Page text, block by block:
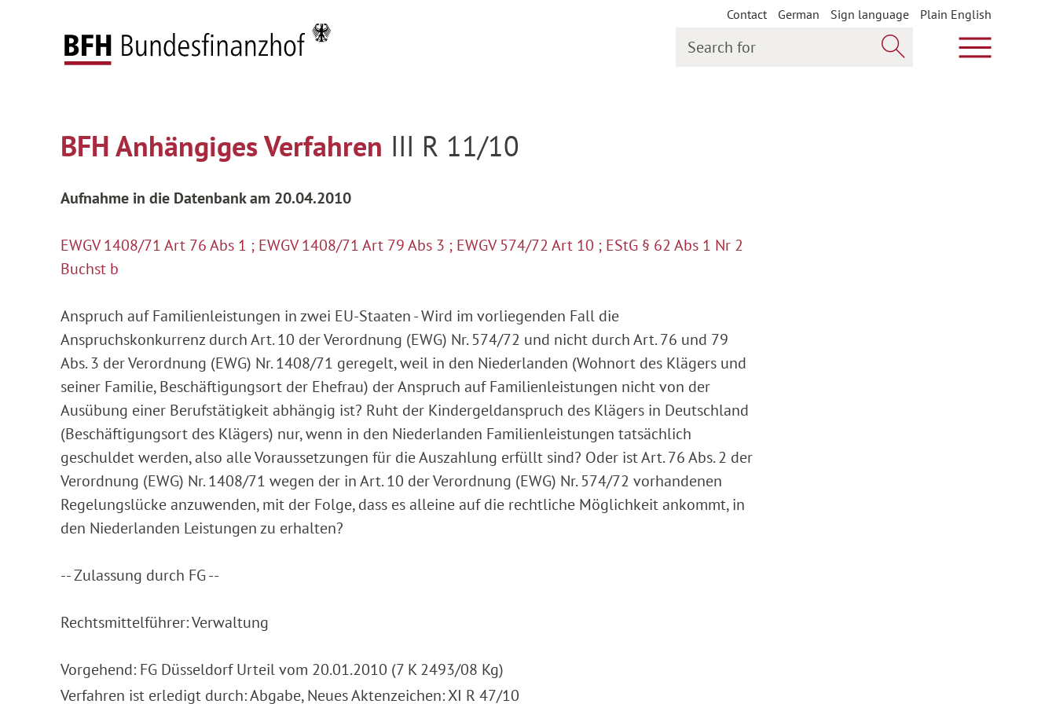
Contact German Sign language
Plain English
Show main
Federal Fiscal Court
BFH Anhängiges Verfahren III R 11/10
Aufnahme in die Datenbank am 20.04.2010
EWGV 1408/71 Art 76 Abs 1 ; EWGV 1408/71 Art 79 Abs 3 ; EWGV 574/72 Art 10 ; EStG § 62 Abs 1 Nr 2
Buchst b
Anspruch auf Familienleistungen in zwei EU-Staaten - Wird im vorliegenden Fall die
Anspruchskonkurrenz durch Art. 10 der Verordnung (EWG) Nr. 574/72 und nicht durch Art. 76 und 79
Abs. 3 der Verordnung (EWG) Nr. 1408/71 geregelt, weil in den Niederlanden (Wohnort des Klägers und
seiner Familie, Beschäftigungsort der Ehefrau) der Anspruch auf Familienleistungen nicht von der
Ausübung einer Berufstätigkeit abhängig ist? Ruht der Kindergeldanspruch des Klägers in Deutschland
(Beschäftigungsort des Klägers) nur, wenn in den Niederlanden Familienleistungen tatsächlich
geschuldet werden, also alle Voraussetzungen für die Auszahlung erfüllt sind? Oder ist Art. 76 Abs. 2 der
Verordnung (EWG) Nr. 1408/71 wegen der in Art. 10 der Verordnung (EWG) Nr. 574/72 vorhandenen
Regelungslücke anzuwenden, mit der Folge, dass es alleine auf die rechtliche Möglichkeit ankommt, in
den Niederlanden Leistungen zu erhalten?
-- Zulassung durch FG --
Rechtsmittelführer: Verwaltung
Vorgehend: FG Düsseldorf Urteil vom 20.01.2010 (7 K 2493/08 Kg)
Verfahren ist erledigt durch: Abgabe, Neues Aktenzeichen: XI R 47/10